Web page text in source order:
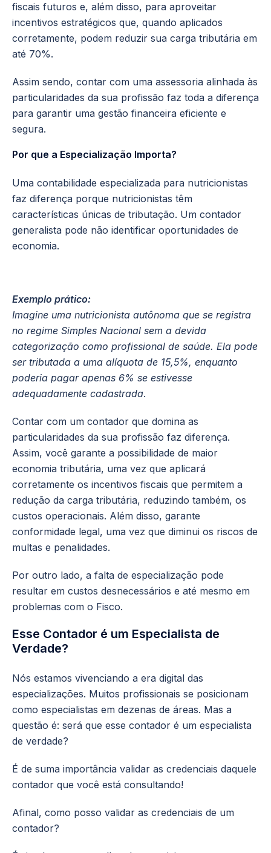
fiscais futuros e, além disso, para aproveitar
incentivos estratégicos que, quando aplicados
corretamente, podem reduzir sua carga tributária em
até 70%.
Assim sendo, contar com uma assessoria alinhada às
particularidades da sua profissão faz toda a diferença
para garantir uma gestão financeira eficiente e
segura.
Por que a Especialização Importa?
Uma contabilidade especializada para nutricionistas
faz diferença porque nutricionistas têm
características únicas de tributação. Um contador
generalista pode não identificar oportunidades de
economia.
Exemplo prático:
Imagine uma nutricionista autônoma que se registra
no regime Simples Nacional sem a devida
categorização como profissional de saúde. Ela pode
ser tributada a uma alíquota de 15,5%, enquanto
poderia pagar apenas 6% se estivesse
adequadamente cadastrada.
Contar com um contador que domina as
particularidades da sua profissão faz diferença.
Assim, você garante a possibilidade de maior
economia tributária, uma vez que aplicará
corretamente os incentivos fiscais que permitem a
redução da carga tributária, reduzindo também, os
custos operacionais. Além disso, garante
conformidade legal, uma vez que diminui os riscos de
multas e penalidades.
Por outro lado, a falta de especialização pode
resultar em custos desnecessários e até mesmo em
problemas com o Fisco.
Esse Contador é um Especialista de
Verdade?
Nós estamos vivenciando a era digital das
especializações. Muitos profissionais se posicionam
como especialistas em dezenas de áreas. Mas a
questão é: será que esse contador é um especialista
de verdade?
É de suma importância validar as credenciais daquele
contador que você está consultando!
Afinal, como posso validar as credenciais de um
contador?